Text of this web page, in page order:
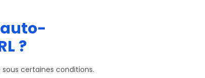
?
certaines conditions.